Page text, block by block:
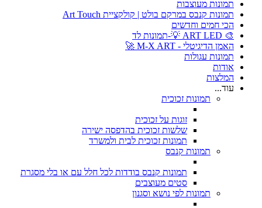
תמונות מעוצבות
תמונות קנבס במרקם בולט | קולקציית Art Touch
הכי חמים וחדשים
🎨 ART LED 💡-תמונות לד
האמן הדיגיטלי - M-X ART 🚀
תמונות עגולות
אודות
המלצות
עוד...
תמונות זכוכית
זוגות על זכוכית
שלשות זכוכית בהדפסה ישירה
תמונות זכוכית לבית ולמשרד
תמונות קנבס
תמונות קנבס בודדות לכל חלל עם או בלי מסגרת
סטים מעוצבים
תמונות לפי נושא וסגנון